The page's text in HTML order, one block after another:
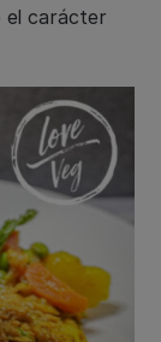
el carácter